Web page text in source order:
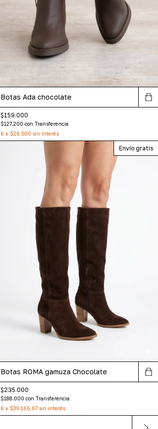
Botas Ada chocolate
$159.000
$127.200 con Transferencia
6 x $26.500 sin interés
Envío gratis
Botas ROMA gamuza Chocolate
$235.000
$188.000 con Transferencia
6 x $39.166,67 sin interés